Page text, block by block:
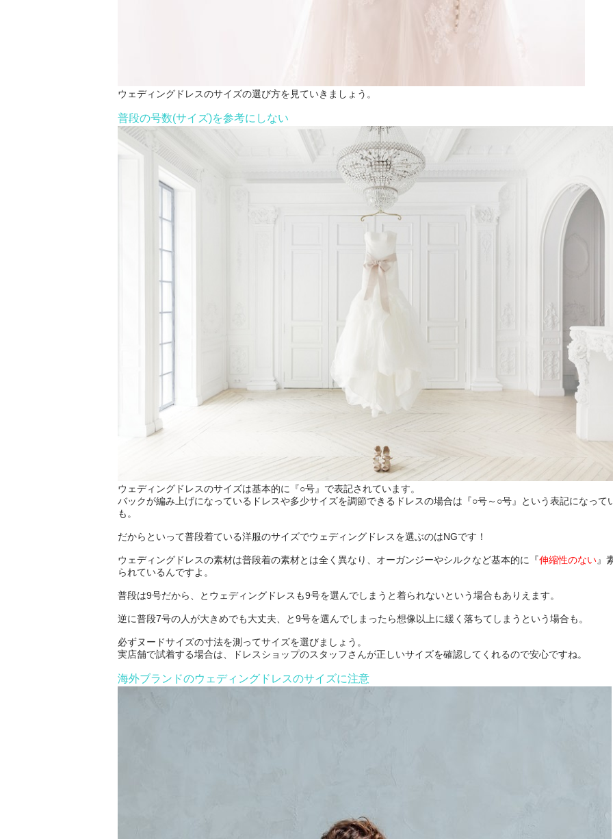
ウェディングドレスのサイズの選び方を見ていきましょう。
普段の号数(サイズ)を参考にしない
ウェディングドレスのサイズは基本的に『○号』で表記されています。
バックが編み上げになっているドレスや多少サイズを調節できるドレスの場合は『○号～○号』という表記になって
も。
だからといって普段着ている洋服のサイズでウェディングドレスを選ぶのはNGです！
ウェディングドレスの素材は普段着の素材とは全く異なり、オーガンジーやシルクなど基本的に『伸縮性のない』
られているんですよ。
普段は9号だから、とウェディングドレスも9号を選んでしまうと着られないという場合もありえます。
逆に普段7号の人が大きめでも大丈夫、と9号を選んでしまったら想像以上に緩く落ちてしまうという場合も。
必ずヌードサイズの寸法を測ってサイズを選びましょう。
実店舗で試着する場合は、ドレスショップのスタッフさんが正しいサイズを確認してくれるので安心ですね。
海外ブランドのウェディングドレスのサイズに注意